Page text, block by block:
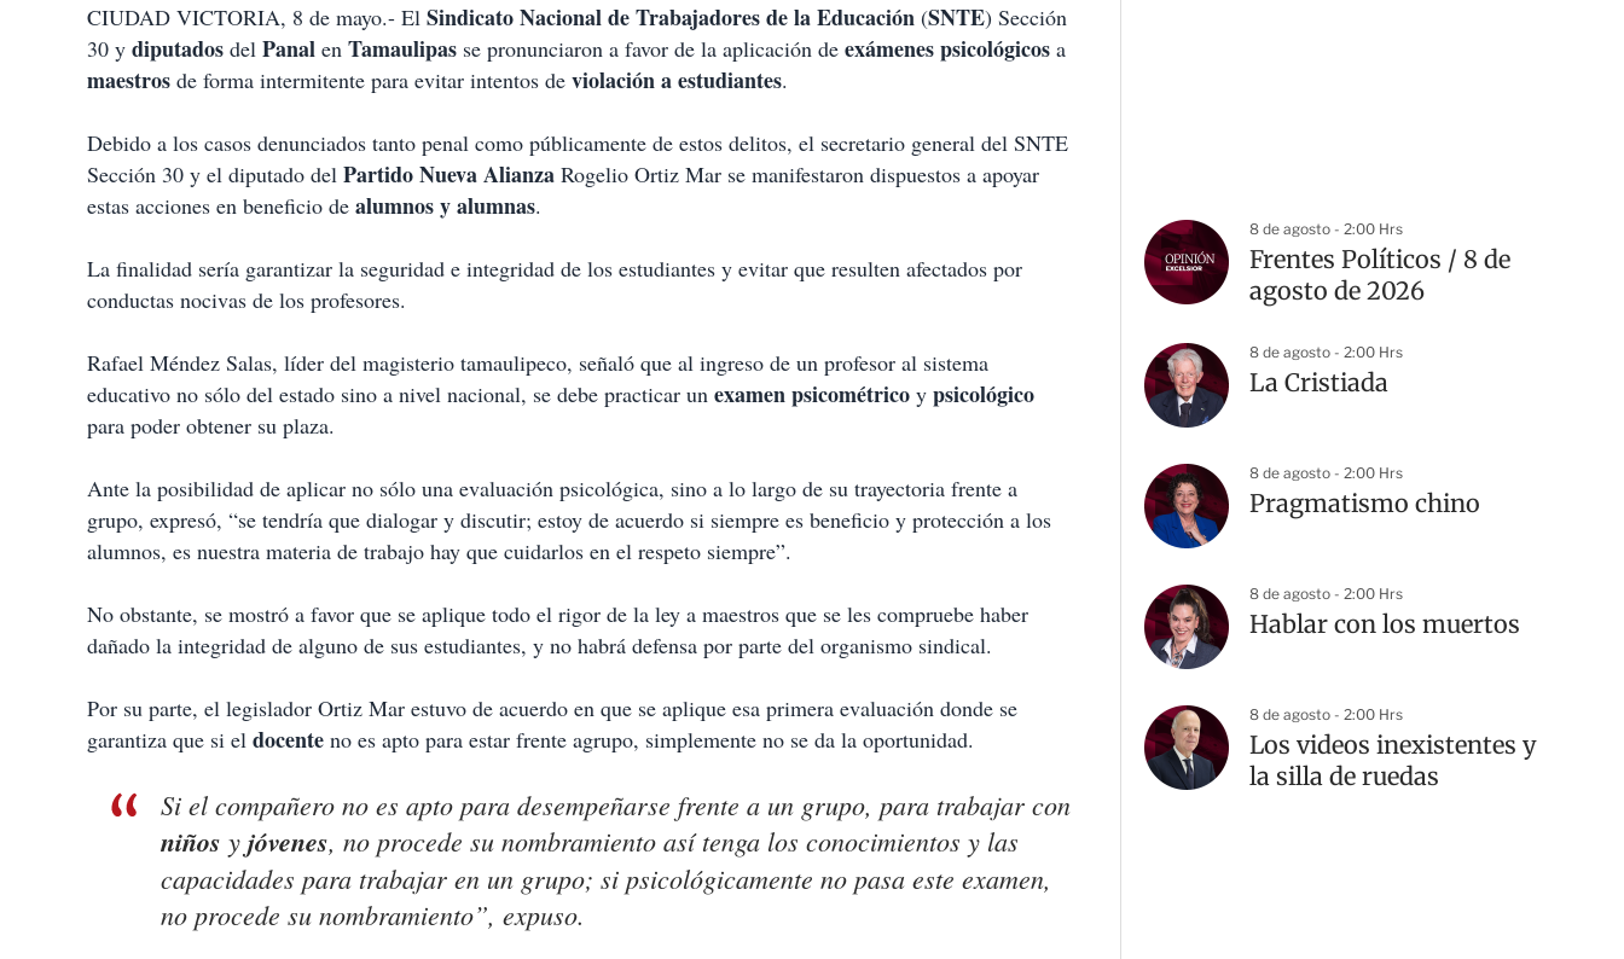
CIUDAD VICTORIA, 8 de mayo.- El Sindicato Nacional de Trabajadores de la Educación (SNTE) Sección
30 y diputados del Panal en Tamaulipas se pronunciaron a favor de la aplicación de exámenes psicológicos a
maestros de forma intermitente para evitar intentos de violación a estudiantes.
Debido a los casos denunciados tanto penal como públicamente de estos delitos, el secretario general del SNTE
Sección 30 y el diputado del Partido Nueva Alianza Rogelio Ortiz Mar se manifestaron dispuestos a apoyar
estas acciones en beneficio de alumnos y alumnas.
La finalidad sería garantizar la seguridad e integridad de los estudiantes y evitar que resulten afectados por
conductas nocivas de los profesores.
Rafael Méndez Salas, líder del magisterio tamaulipeco, señaló que al ingreso de un profesor al sistema
educativo no sólo del estado sino a nivel nacional, se debe practicar un examen psicométrico y psicológico
para poder obtener su plaza.
Ante la posibilidad de aplicar no sólo una evaluación psicológica, sino a lo largo de su trayectoria frente a
grupo, expresó, “se tendría que dialogar y discutir; estoy de acuerdo si siempre es beneficio y protección a los
alumnos, es nuestra materia de trabajo hay que cuidarlos en el respeto siempre”.
No obstante, se mostró a favor que se aplique todo el rigor de la ley a maestros que se les compruebe haber
dañado la integridad de alguno de sus estudiantes, y no habrá defensa por parte del organismo sindical.
Por su parte, el legislador Ortiz Mar estuvo de acuerdo en que se aplique esa primera evaluación donde se
garantiza que si el docente no es apto para estar frente agrupo, simplemente no se da la oportunidad.
Si el compañero no es apto para desempeñarse frente a un grupo, para trabajar con
niños y jóvenes, no procede su nombramiento así tenga los conocimientos y las
capacidades para trabajar en un grupo; si psicológicamente no pasa este examen,
no procede su nombramiento”, expuso.
8 de agosto - 2:00 Hrs
Frentes Políticos / 8 de
agosto de 2026
8 de agosto - 2:00 Hrs
La Cristiada
8 de agosto - 2:00 Hrs
Pragmatismo chino
8 de agosto - 2:00 Hrs
Hablar con los muertos
8 de agosto - 2:00 Hrs
Los videos inexistentes y
la silla de ruedas